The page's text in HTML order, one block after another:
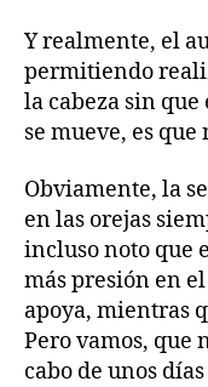
Y realmente, el
permitiendo
la cabeza sin que
se mueve, es
Obviamente, la
en las orejas
incluso noto que
más presión en
apoya, mientras
Pero vamos, que
cabo de unos